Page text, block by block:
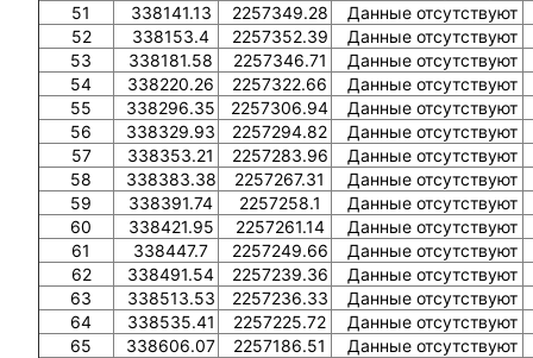
51
338141.13 2257349.28
Данные отсутствуют
52
338153.4 2257352.39
Данные отсутствуют
53
338181.58 2257346.71
Данные отсутствуют
54
338220.26 2257322.66
Данные отсутствуют
55
338296.35 2257306.94
Данные отсутствуют
56
338329.93 2257294.82
Данные отсутствуют
57
338353.21 2257283.96
Данные отсутствуют
58
338383.38 2257267.31
Данные отсутствуют
59
338391.74 2257258.1
Данные отсутствуют
60
338421.95 2257261.14
Данные отсутствуют
61
338447.7 2257249.66
Данные отсутствуют
62
338491.54 2257239.36
Данные отсутствуют
63
338513.53 2257236.33
Данные отсутствуют
64
338535.41 2257225.72
Данные отсутствуют
65
338606.07 2257186.51
Данные отсутствуют